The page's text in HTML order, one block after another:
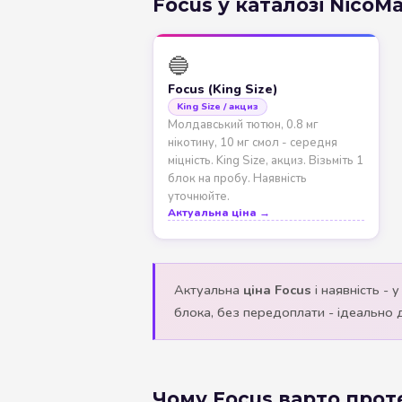
Focus у каталозі
🔵
Focus (King Size)
King Size / акциз
Молдавський тютюн, 0.8 мг
нікотину, 10 мг смол - середня
міцність. King Size, акциз. Візьміть 1
блок на пробу. Наявність
уточнюйте.
Актуальна ціна →
Актуальна ціна Focus і наявність -
блока, без передоплати - ідеально